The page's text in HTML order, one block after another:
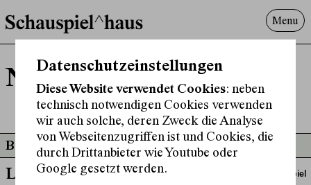
Menu
Über uns
Besuch
Suche
Niels Hering
Beteiligt an
Little Scratch Schauspiel
Datenschutzeinstellungen
Diese Website verwendet Cookies: neben
technisch notwendigen Cookies verwenden
wir auch solche, deren Zweck die Analyse
von Webseitenzugriffen ist und Cookies, die
durch Drittanbieter wie Youtube oder
Google gesetzt werden.